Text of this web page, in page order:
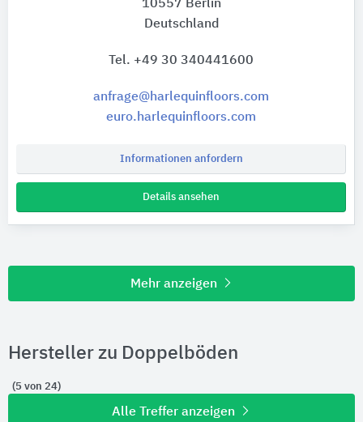
10557 Berlin
Deutschland
Tel. +49 30 340441600
anfrage@harlequinfloors.com
euro.harlequinfloors.com
Informationen anfordern
Details ansehen
Mehr anzeigen
Hersteller zu Doppelböden
(5 von 24)
Alle Treffer anzeigen